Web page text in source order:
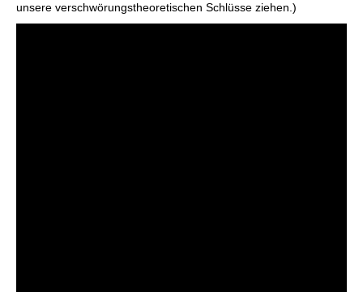
unsere verschwörungstheoretischen Schlüsse ziehen.)